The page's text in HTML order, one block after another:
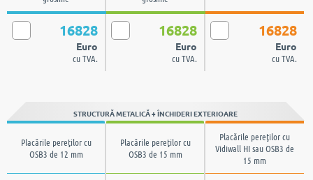
16828
Euro
cu TVA.
16828
Euro
cu TVA.
16828
Euro
cu TVA.
STRUCTURĂ METALICĂ + ÎNCHIDERI EXTERIOARE
Placările pereţilor cu
OSB3 de 12 mm
Placările pereţilor cu
OSB3 de 15 mm
Placările pereţilor cu
Vidiwall HI sau OSB3 de
15 mm